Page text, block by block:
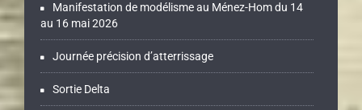
Manifestation de modélisme au Ménez-Hom du 14
au 16 mai 2026
Journée précision d’atterrissage
Sortie Delta